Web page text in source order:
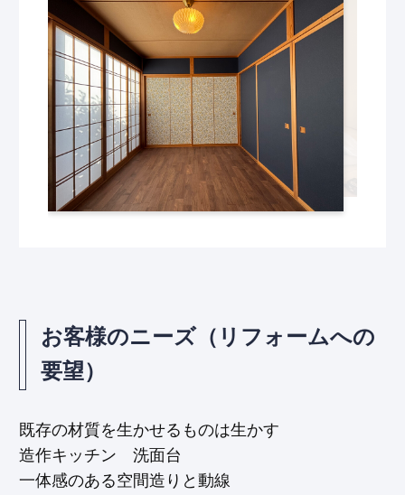
お客様のニーズ（リフォームへの
要望）
既存の材質を生かせるものは生かす
造作キッチン 洗面台
一体感のある空間造りと動線